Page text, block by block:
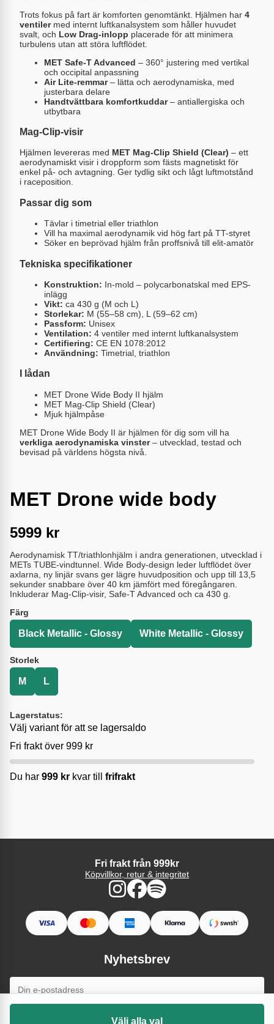
Trots fokus på fart är komforten genomtänkt. Hjälmen har 4
ventilermed internt luftkanalsystem som håller huvudet
svalt, och Low Drag-inlopp placerade för att minimera
turbulens utan att störa luftflödet.
MET Safe-T Advanced – 360° justering med vertikal
och occipital anpassning
Air Lite-remmar– lätta och aerodynamiska, med
justerbara delare
Handtvättbara komfortkuddar– antiallergiska och
utbytbara
Mag-Clip-visir
Hjälmen levereras med MET Mag-Clip Shield (Clear) – ett
aerodynamiskt visir i droppform som fästs magnetiskt för
enkel på- och avtagning. Ger tydlig sikt och lågt luftmotstånd
i raceposition.
Passar dig som
Tävlar i timetrial eller triathlon
Vill ha maximal aerodynamik vid hög fart på TT-styret
Söker en beprövad hjälm från proffsnivå till elit-amatör
Tekniska specifikationer
Konstruktion: In-mold – polycarbonatskal med EPS-
inlägg
Vikt: ca 430 g (M och L)
Storlekar: M (55–58 cm), L (59–62 cm)
Passform: Unisex
Ventilation: 4 ventiler med internt luftkanalsystem
Certifiering: CE EN 1078:2012
Användning: Timetrial, triathlon
I lådan
MET Drone Wide Body II hjälm
MET Mag-Clip Shield (Clear)
Mjuk hjälmpåse
MET Drone Wide Body II är hjälmen för dig som vill ha
verkliga aerodynamiska vinster– utvecklad, testad och
bevisad på världens högsta nivå.
MET Drone wide body
5999 kr
Aerodynamisk TT/triathlonhjälm i andra generationen, utvecklad i
METs TUBE-vindtunnel. Wide Body-design leder luftflödet över
axlarna, ny linjär svans ger lägre huvudposition och upp till 13,5
sekunder snabbare över 40 km jämfört med föregångaren.
Inkluderar Mag-Clip-visir, Safe-T Advanced och ca 430 g.
Färg
Black Metallic - Glossy White Metallic - Glossy
Storlek
M L
Lagerstatus:
Välj variant för att se lagersaldo
Fri frakt över 999 kr
Du har 999 kr kvar till frifrakt
Välj alla val
Fri frakt från 999kr
Köpvillkor, retur & integritet
Nyhetsbrev